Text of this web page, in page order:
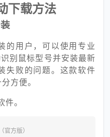
下载方法
的用户，可以使用专业
别鼠标型号并安装最新
失败的问题。这款软件
方便。
。
（官方版）